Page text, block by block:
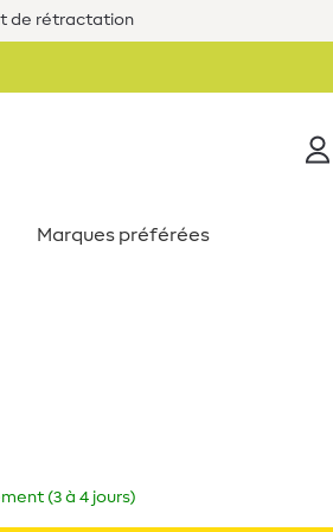
de rétractation
Marques préférées
(3 à 4 jours)